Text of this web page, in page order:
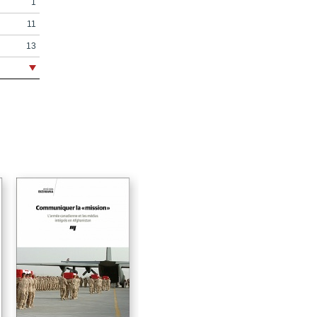
1
11
13
19
75
77